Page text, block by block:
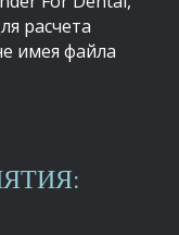
расчета
имея файла